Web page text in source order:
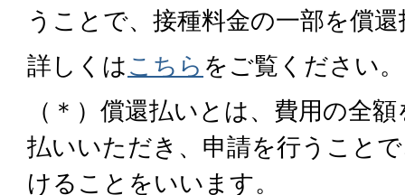
うことで、接種料金の一部を償
詳しくはこちら をご覧ください。
（＊）償還払いとは、費用の全
払いいただき、申請を行うこと
けることをいいます。